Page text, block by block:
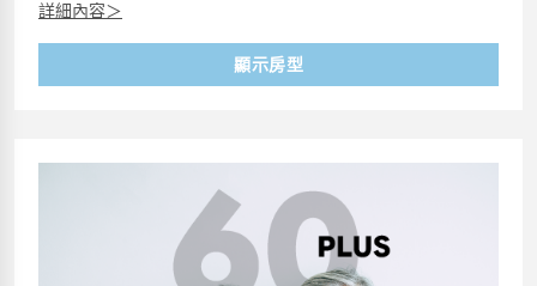
詳細內容＞
顯示房型